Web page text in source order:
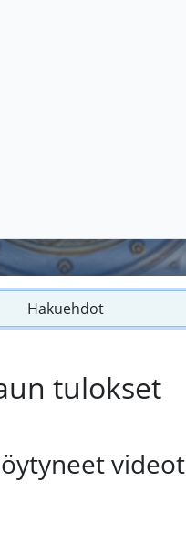
Hakuehdot
tulokset